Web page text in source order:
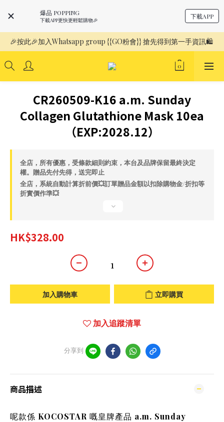
爆品 POPPING
下載APP更快更輕鬆購物🎉 下載APP
CR260509-K16 a.m. Sunday
Collagen Glutathione Mask 10ea
（EXP:2028.12）
全店，所有優惠，受條款細則約束，本台及品牌保留最終決定
權。贈品先付先得，送完即止
全店，系統自動計算折前價💥訂單贈品金額以扣除購物金/折扣等
折實價作準💥
HK$328.00
加入購物車 立即購買
加入追蹤清單
分享到
商品描述
呢款係 KOCOSTAR 嘅皇牌產品 a.m. Sunday